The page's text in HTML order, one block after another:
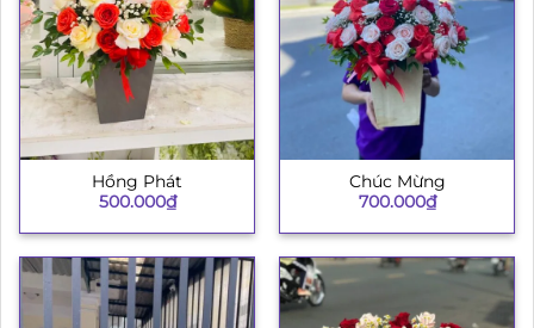
Hồng Phát
500.000₫
Chúc Mừng
700.000₫